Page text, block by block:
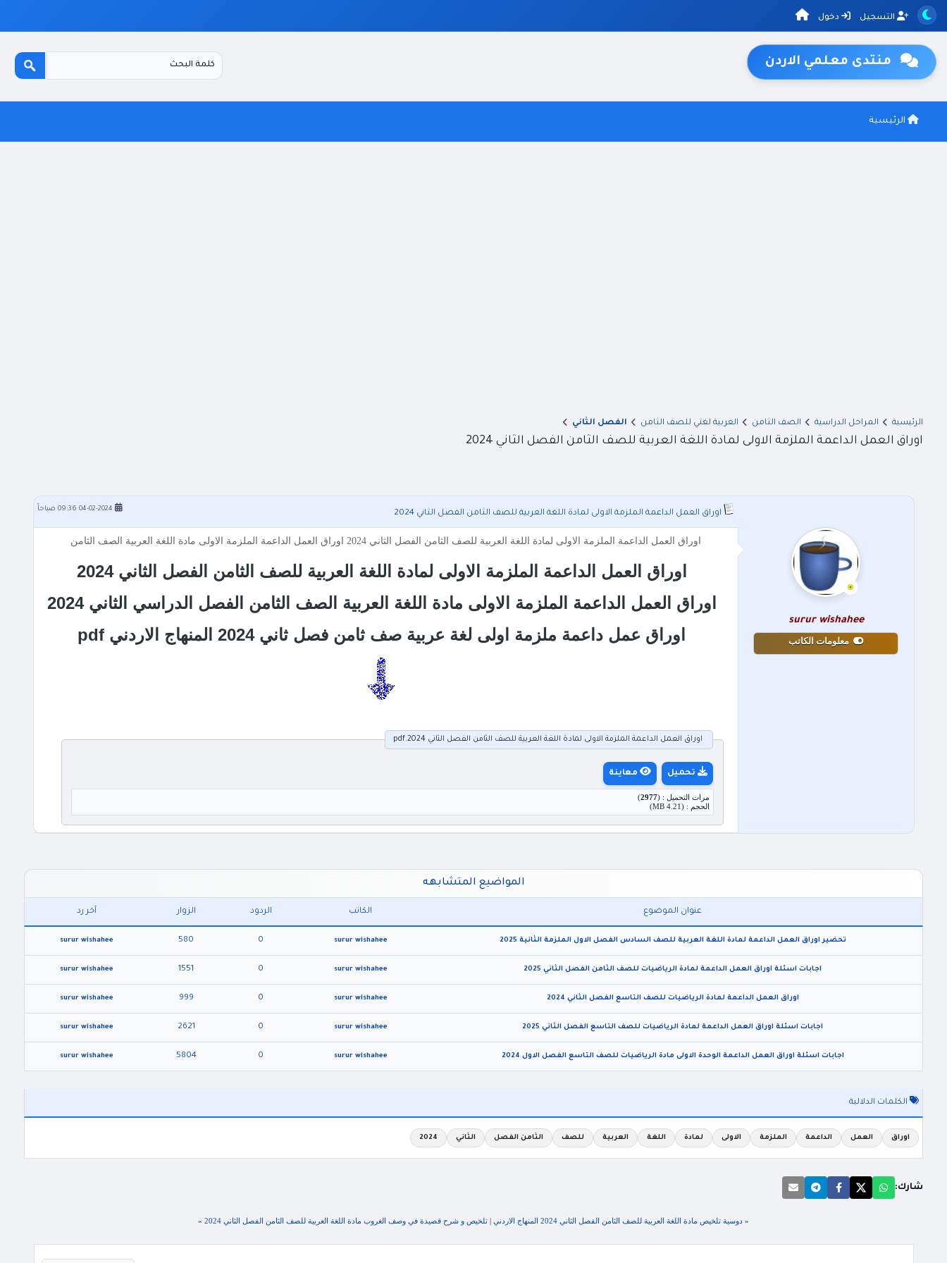
التسجيل دخول
منتدى معلمي الاردن
الرئيسية
الرئيسية المراحل الدراسية الصف الثامن العربية لغتي للصف الثامن الفصل الثاني
اوراق العمل الداعمة الملزمة الاولى لمادة اللغة العربية للصف الثامن الفصل الثاني 2024
اوراق العمل الداعمة الملزمة الاولى لمادة اللغة العربية للصف الثامن الفصل الثاني 2024 04-02-2024 09:36 صباحاً
surur wishahee
معلومات الكاتب
اوراق العمل الداعمة الملزمة الاولى لمادة اللغة العربية للصف الثامن الفصل الثاني 2024 اوراق العمل الداعمة الملزمة الاولى مادة اللغة العربية الصف الثامن
اوراق العمل الداعمة الملزمة الاولى لمادة اللغة العربية للصف الثامن الفصل الثاني 2024
اوراق العمل الداعمة الملزمة الاولى مادة اللغة العربية الصف الثامن الفصل الدراسي الثاني 2024
اوراق عمل داعمة ملزمة اولى لغة عربية صف ثامن فصل ثاني 2024 المنهاج الاردني pdf
اوراق العمل الداعمة الملزمة الاولى لمادة اللغة العربية للصف الثامن الفصل الثاني 2024.pdf
تحميل معاينة
مرات التحميل : (2977
)
الحجم : (4.21 MB)
المواضيع المتشابهه
عنوان الموضوع الكاتب الردود الزوار آخر رد
تحضير اوراق العمل الداعمة لمادة اللغة العربية للصف السادس الفصل الاول الملزمة الثانية 2025 surur wishahee
0
580
surur wishahee
اجابات اسئلة اوراق العمل الداعمة لمادة الرياضيات للصف الثامن الفصل الثاني 2025 surur wishahee
0
1551
surur wishahee
اوراق العمل الداعمة لمادة الرياضيات للصف التاسع الفصل الثاني 2024 surur wishahee
0
999
surur wishahee
اجابات اسئلة اوراق العمل الداعمة لمادة الرياضيات للصف التاسع الفصل الثاني 2025 surur wishahee
0
2621
surur wishahee
اجابات اسئلة اوراق العمل الداعمة الوحدة الاولى مادة الرياضيات للصف التاسع الفصل الاول 2024 surur wishahee
0
5804
surur wishahee
الكلمات الدلالية
اوراق العمل الداعمة الملزمة الاولى لمادة اللغة العربية للصف الثامن الفصل الثاني 2024
شارك:
« دوسية تلخيص مادة اللغة العربية للصف الثامن الفصل الثاني 2024 المنهاج الاردني | تلخيص و شرح قصيدة في وصف الغروب مادة اللغة العربية للصف الثامن الفصل الثاني 2024 »